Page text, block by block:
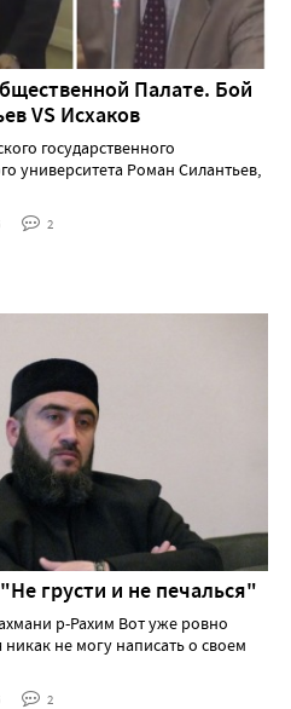
Палате. Бой
VS Исхаков
государственного
университета Роман Силантьев,
2
грусти и не печалься"
р-Рахим Вот уже ровно
никак не могу написать о своем
2